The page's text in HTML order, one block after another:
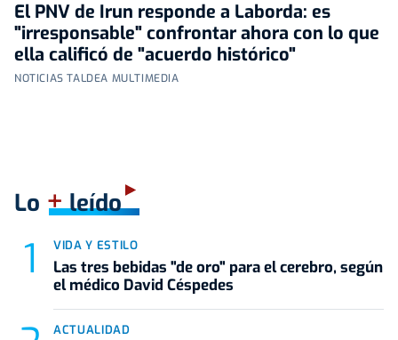
El PNV de Irun responde a Laborda: es
"irresponsable" confrontar ahora con lo que
ella calificó de "acuerdo histórico"
NOTICIAS TALDEA MULTIMEDIA
Lo +leído
VIDA Y ESTILO
Las tres bebidas "de oro" para el cerebro, según
el médico David Céspedes
ACTUALIDAD